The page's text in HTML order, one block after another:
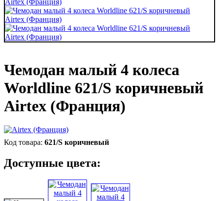
Чемодан малый 4 колеса
Worldline 621/S коричневый
Airtex (Франция)
621/S коричневый
Доступные цвета: